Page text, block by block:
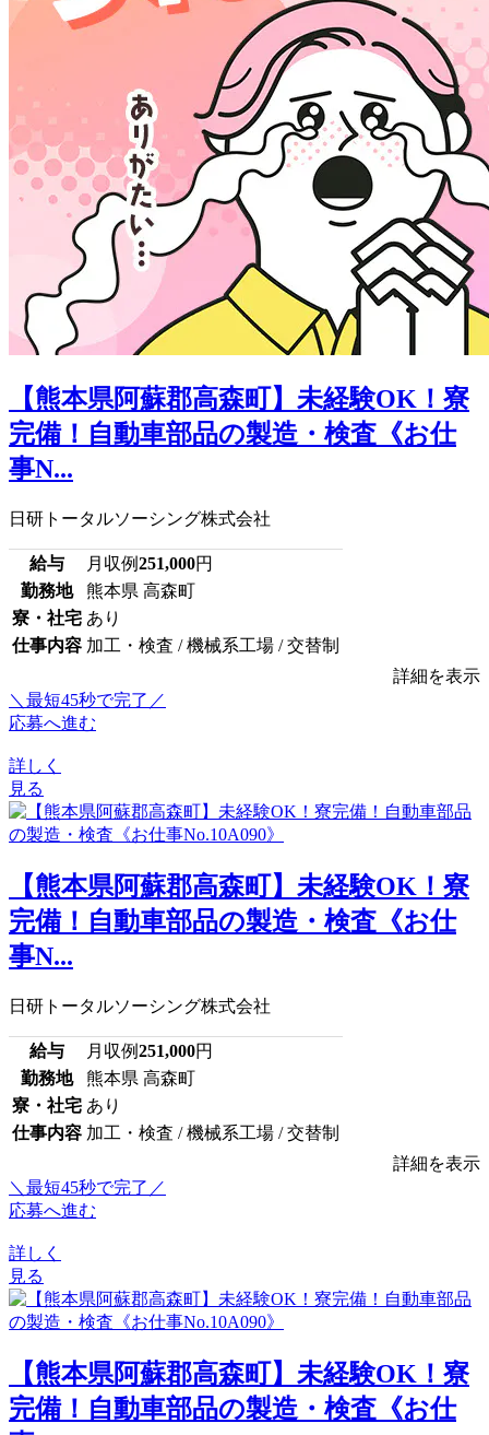
【熊本県阿蘇郡高森町】未経験OK！寮
完備！自動車部品の製造・検査《お仕
事N...
日研トータルソーシング株式会社
給与 月収例251,000円
勤務地
熊本県 高森町
寮・社宅 あり
仕事内容 加工・検査 / 機械系工場 / 交替制
詳細を表示
＼最短45秒で完了／
応募へ進む
詳しく
見る
【熊本県阿蘇郡高森町】未経験OK！寮
完備！自動車部品の製造・検査《お仕
事N...
日研トータルソーシング株式会社
給与 月収例251,000円
勤務地
熊本県 高森町
寮・社宅 あり
仕事内容 加工・検査 / 機械系工場 / 交替制
詳細を表示
＼最短45秒で完了／
応募へ進む
詳しく
見る
【熊本県阿蘇郡高森町】未経験OK！寮
完備！自動車部品の製造・検査《お仕